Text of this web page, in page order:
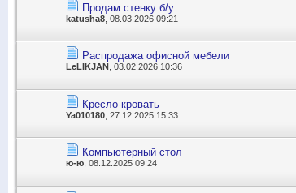
Продам стенку б/у
katusha8 , 08.03.2026 09:21
Распродажа офисной мебели
LeLIKJAN , 03.02.2026 10:36
Кресло-кровать
Ya010180 , 27.12.2025 15:33
Компьютерный стол
ю-ю , 08.12.2025 09:24